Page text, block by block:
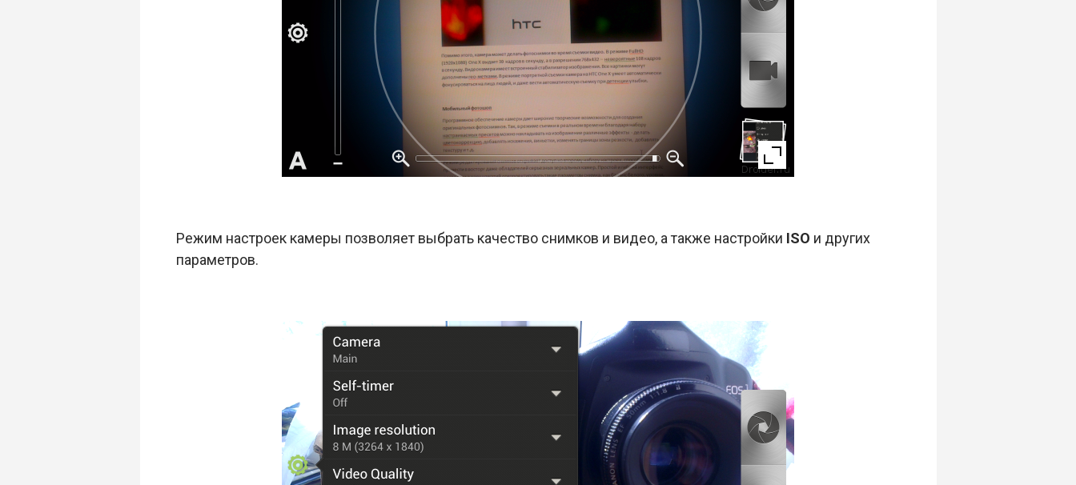
Режим настроек камеры позволяет выбрать качество снимков и видео, а также настройки ISO и других
параметров.